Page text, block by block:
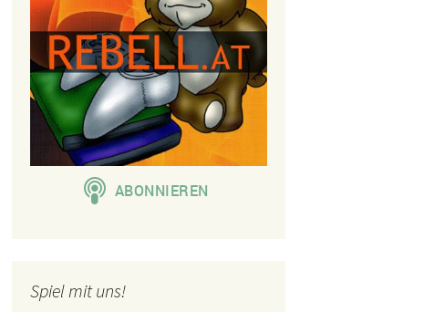
Spiel mit uns!